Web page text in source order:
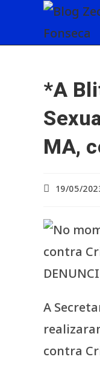
*A
MA,
Post19/05/
A
contra